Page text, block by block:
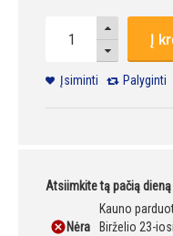
Į
Įsiminti Palyginti
Atsiimkite tą pačią
Nėra
Kauno
Birželio 23-